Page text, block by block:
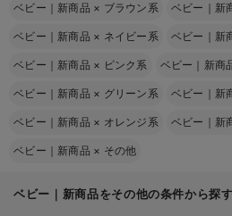
ベビー｜新商品 × ブラウン系 ベビー｜新
ベビー｜新商品 × ネイビー系 ベビー｜新
ベビー｜新商品 × ピンク系 ベビー｜新商
ベビー｜新商品 × グリーン系 ベビー｜新
ベビー｜新商品 × オレンジ系 ベビー｜新
ベビー｜新商品 × その他
ベビー｜新商品をその他の条件から探す